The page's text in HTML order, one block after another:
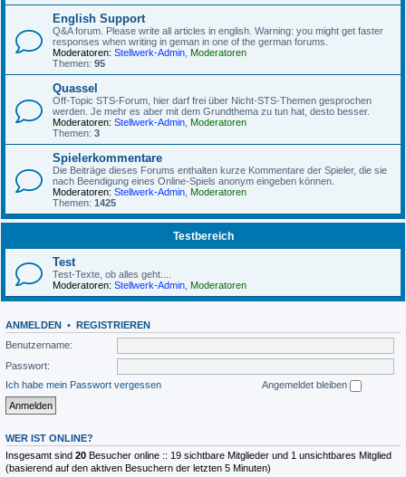
English Support
Q&A forum. Please write all articles in english. Warning: you might get faster
responses when writing in geman in one of the german forums.
Moderatoren: Stellwerk-Admin Moderatoren
Themen: 95
Quassel
Off-Topic STS-Forum, hier darf frei über Nicht-STS-Themen gesprochen
werden. Je mehr es aber mit dem Grundthema zu tun hat, desto besser.
Moderatoren: Stellwerk-Admin Moderatoren
Themen: 3
Spielerkommentare
Die Beiträge dieses Forums enthalten kurze Kommentare der Spieler, die sie
nach Beendigung eines Online-Spiels anonym eingeben können.
Moderatoren: Stellwerk-Admin Moderatoren
Themen: 1425
Testbereich
Test
Test-Texte, ob alles geht....
Moderatoren: Stellwerk-Admin Moderatoren
ANMELDEN • REGISTRIEREN
Benutzername:
Passwort:
Ich habe mein Passwort vergessen
Angemeldet bleiben
WER IST ONLINE?
Insgesamt sind 20 Besucher online :: 19 sichtbare Mitglieder und 1 unsichtbares Mitglied
(basierend auf den aktiven Besuchern der letzten 5 Minuten)